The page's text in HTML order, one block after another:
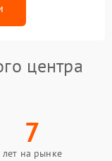
центра
7
лет на рынке